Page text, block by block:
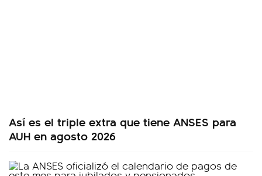
Así es el triple extra que tiene ANSES para
AUH en agosto 2026